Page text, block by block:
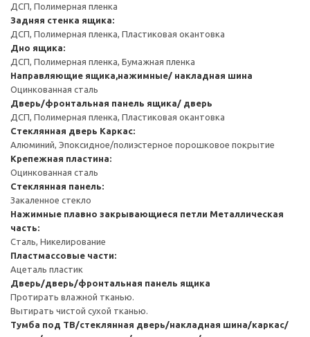
ДСП, Полимерная пленка
Задняя стенка ящика:
ДСП, Полимерная пленка, Пластиковая окантовка
Дно ящика:
ДСП, Полимерная пленка, Бумажная пленка
Направляющие ящика,нажимные/ накладная шина
Оцинкованная сталь
Дверь/фронтальная панель ящика/ дверь
ДСП, Полимерная пленка, Пластиковая окантовка
Стеклянная дверь Каркас:
Алюминий, Эпоксидное/полиэстерное порошковое покрытие
Крепежная пластина:
Оцинкованная сталь
Стеклянная панель:
Закаленное стекло
Нажимные плавно закрывающиеся петли Металлическая
часть:
Сталь, Никелирование
Пластмассовые части:
Ацеталь пластик
Дверь/дверь/фронтальная панель ящика
Протирать влажной тканью.
Вытирать чистой сухой тканью.
Тумба под ТВ/стеклянная дверь/накладная шина/каркас/